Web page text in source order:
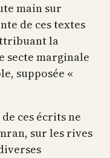
main sur
de ces textes
la
secte marginale
supposée «
ces écrits ne
sur les rives